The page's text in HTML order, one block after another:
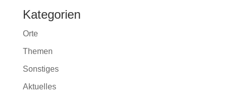
Kategorien
Orte
Themen
Sonstiges
Aktuelles